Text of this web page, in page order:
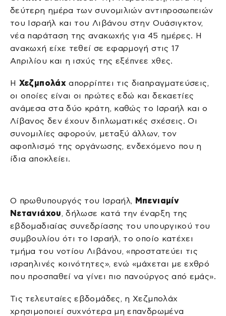
δεύτερη ημέρα των συνομιλιών αντιπροσωπειών
του Ισραήλ και του Λιβάνου στην Ουάσιγκτον,
νέα παράταση της ανακωχής για 45 ημέρες. Η
ανακωχή είχε τεθεί σε εφαρμογή στις 17
Απριλίου και η ισχύς της εξέπνεε χθες.
Η Χεζμπολάχαπορρίπτει τις διαπραγματεύσεις,
οι οποίες είναι οι πρώτες εδώ και δεκαετίες
ανάμεσα στα δύο κράτη, καθώς το Ισραήλ και ο
Λίβανος δεν έχουν διπλωματικές σχέσεις. Οι
συνομιλίες αφορούν, μεταξύ άλλων, τον
αφοπλισμό της οργάνωσης, ενδεχόμενο που η
ίδια αποκλείει.
Ο πρωθυπουργός του Ισραήλ, Μπενιαμίν
Νετανιάχου, δήλωσε κατά την έναρξη της
εβδομαδιαίας συνεδρίασης του υπουργικού του
συμβουλίου ότι το Ισραήλ, το οποίο κατέχει
τμήμα του νοτίου Λιβάνου, «προστατεύει τις
ισραηλινές κοινότητες», ενώ «μάχεται με εχθρό
που προσπαθεί να γίνει πιο πανούργος από εμάς».
Τις τελευταίες εβδομάδες, η Χεζμπολάχ
χρησιμοποιεί συχνότερα μη επανδρωμένα